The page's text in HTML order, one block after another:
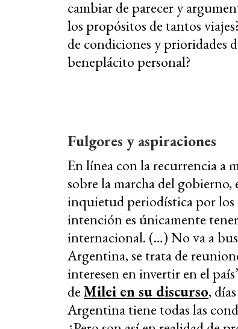
cambiar de parecer y
los propósitos de tantos
de condiciones y prioridades
beneplácito personal?
Fulgores y aspiraciones
En línea con la recurrencia a
sobre la marcha del gobierno,
inquietud periodística por los
intención es únicamente
internacional. (…) No va a
Argentina, se trata de
interesen en invertir en el
deMilei en su discurso,
Argentina tiene todas las